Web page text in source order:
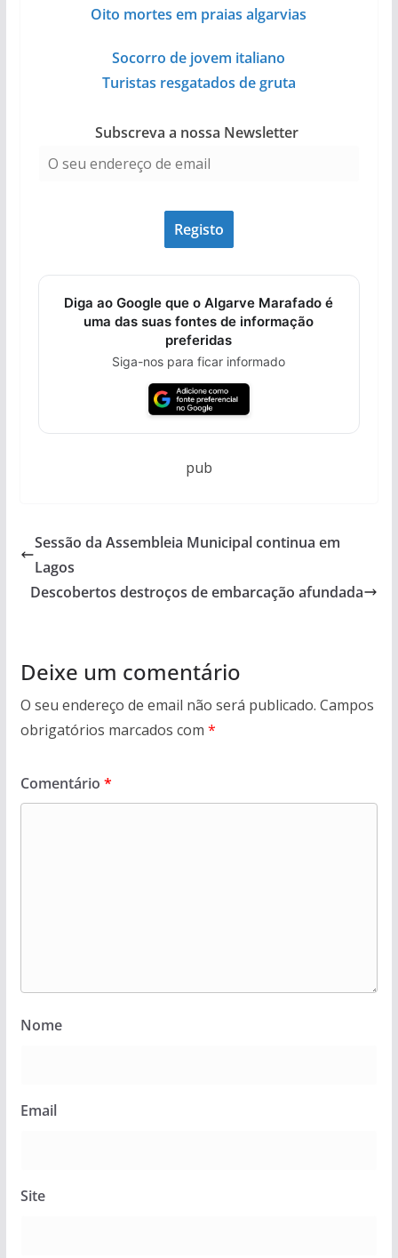
Oito mortes em praias algarvias
Socorro de jovem italiano
Turistas resgatados de gruta
Subscreva a nossa Newsletter
Diga ao Google que o Algarve Marafado é
uma das suas fontes de informação
preferidas
Siga-nos para ficar informado
pub
Sessão da Assembleia Municipal continua em
Lagos
Descobertos destroços de embarcação afundada
Deixe um comentário
O seu endereço de email não será publicado. Campos
obrigatórios marcados com *
Comentário *
Nome
Email
Site